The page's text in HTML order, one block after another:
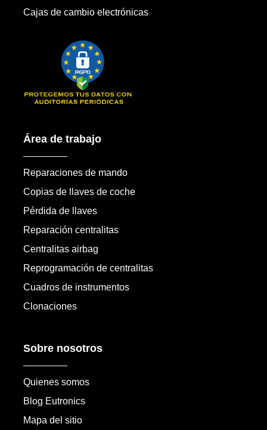
Cajas de cambio electrónicas
Área de trabajo
Reparaciones de mando
Copias de llaves de coche
Pérdida de llaves
Reparación centralitas
Centralitas airbag
Reprogramación de centralitas
Cuadros de instrumentos
Clonaciones
Sobre nosotros
Quienes somos
Blog Eutronics
Mapa del sitio